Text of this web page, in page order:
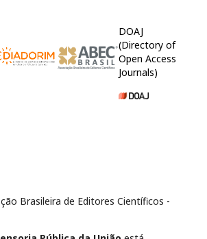
DOAJ
(Directory of
Open Access
Journals)
Brasileira de Editores Científicos -